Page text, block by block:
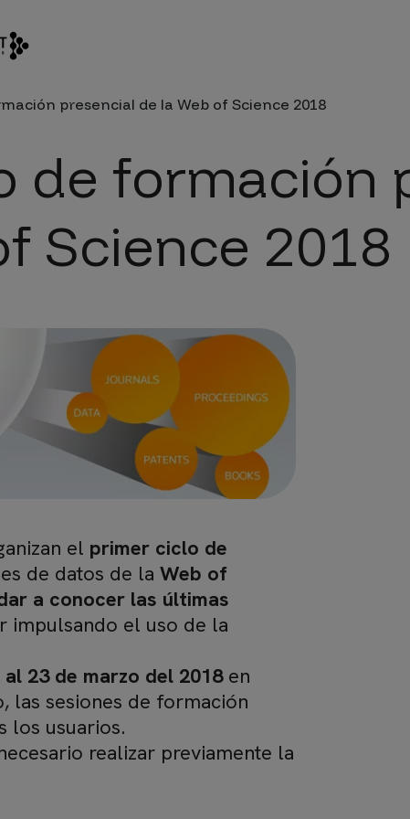
ayuda a la navegación
presencial de la Web of Science 2018
de formación
Science 2018
el primer ciclo de
de datos de la Web of
a conocer las últimas
impulsando el uso de la
al 23 de marzo del 2018en
las sesiones de formación
los usuarios.
realizar previamente la